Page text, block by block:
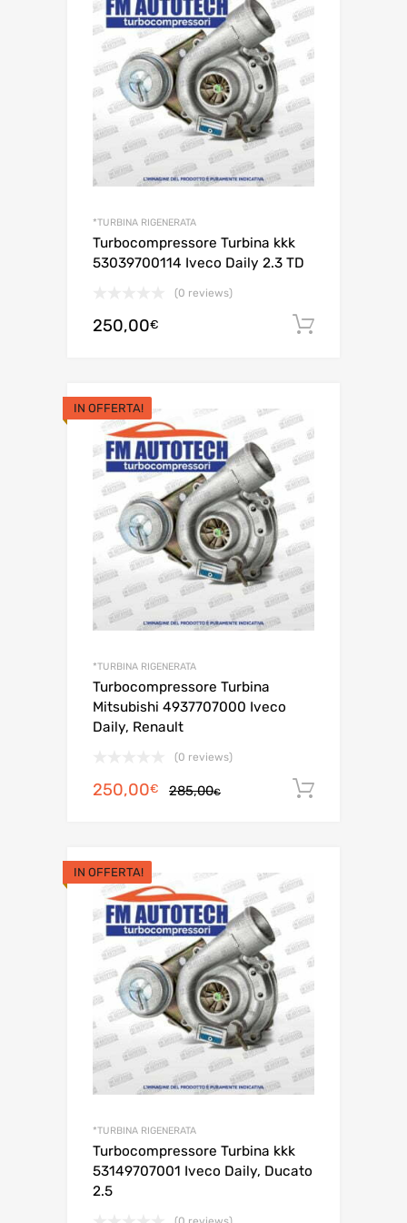
*TURBINA RIGENERATA
Turbocompressore Turbina kkk
53039700114 Iveco Daily 2.3 TD
(0 reviews)
250,00€
IN OFFERTA!
*TURBINA RIGENERATA
Turbocompressore Turbina
Mitsubishi 4937707000 Iveco
Daily, Renault
(0 reviews)
285,00€Il
285,00€.
250,00€
Il
250,00€.
IN OFFERTA!
*TURBINA RIGENERATA
Turbocompressore Turbina kkk
53149707001 Iveco Daily, Ducato
2.5